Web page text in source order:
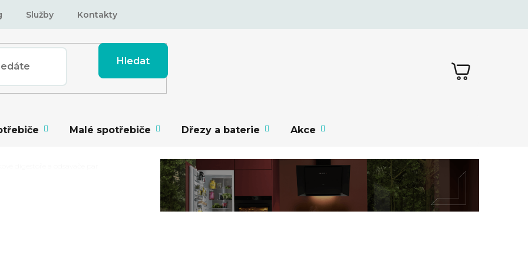
Služby Kontakty
Hledat
NÁKUPNÍ
KOŠÍK
Malé spotřebiče Dřezy a baterie Akce